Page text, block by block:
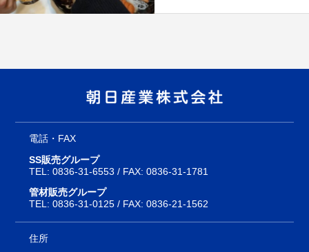
電話・FAX
SS販売グループ
TEL:0836-31-6553 / FAX: 0836-31-1781
管材販売グループ
TEL:0836-31-0125 / FAX: 0836-21-1562
住所